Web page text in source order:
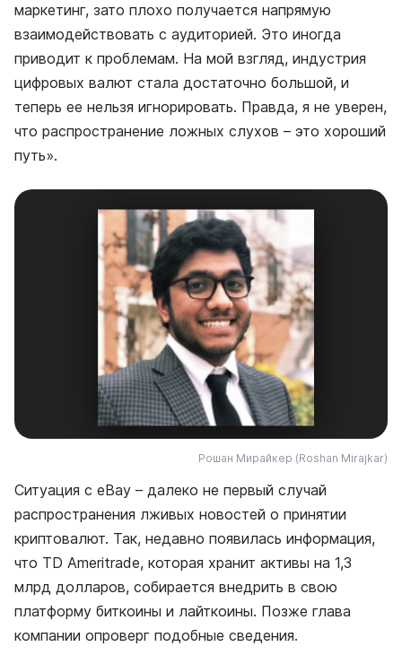
маркетинг, зато плохо получается напрямую
взаимодействовать с аудиторией. Это иногда
приводит к проблемам. На мой взгляд, индустрия
цифровых валют стала достаточно большой, и
теперь ее нельзя игнорировать. Правда, я не уверен,
что распространение ложных слухов – это хороший
путь».
Рошан Мирайкер (Roshan Mirajkar)
Ситуация с eBay – далеко не первый случай
распространения лживых новостей о принятии
криптовалют. Так, недавно появилась информация,
что TD Ameritrade, которая хранит активы на 1,3
млрд долларов, собирается внедрить в свою
платформу биткоины и лайткоины. Позже глава
компании опроверг подобные сведения.